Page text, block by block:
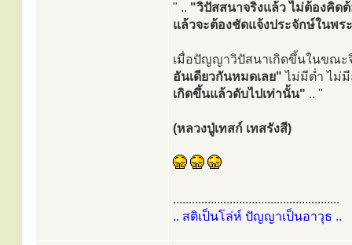
" .. "วิปัสสนาจริงแล้ว ไม่ต้องคิด
แล้วจะต้องชัดแจ้งประจักษ์ในพ
เมื่อปัญญาวิปัสนาเกิดขึ้นในขณะ
อันเดียวกันหมดเลย" ไม่มีต่ำ ไม่
เกิดขึ้นแล้วดับไปเท่านั้น" .. "
(หลวงปู่เทสก์ เทสรังสี)
.....................................................
.. สติเป็นโล่ห์ ปัญญาเป็นอาวุธ ..